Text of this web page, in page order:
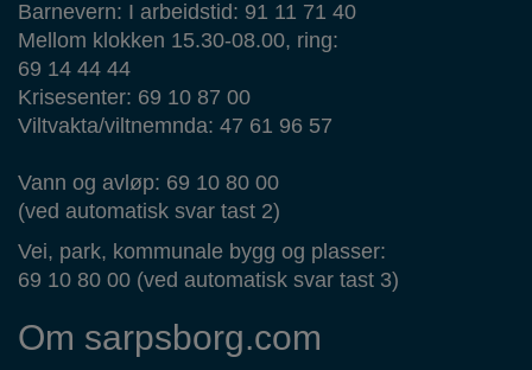
Barnevern: I arbeidstid: 91 11 71 40
Mellom klokken 15.30-08.00, ring:
69 14 44 44
Krisesenter: 69 10 87 00
Viltvakta/viltnemnda: 47 61 96 57
Vann og avløp: 69 10 80 00
(ved automatisk svar tast 2)
Vei, park, kommunale bygg og plasser:
69 10 80 00 (ved automatisk svar tast 3)
Om sarpsborg.com